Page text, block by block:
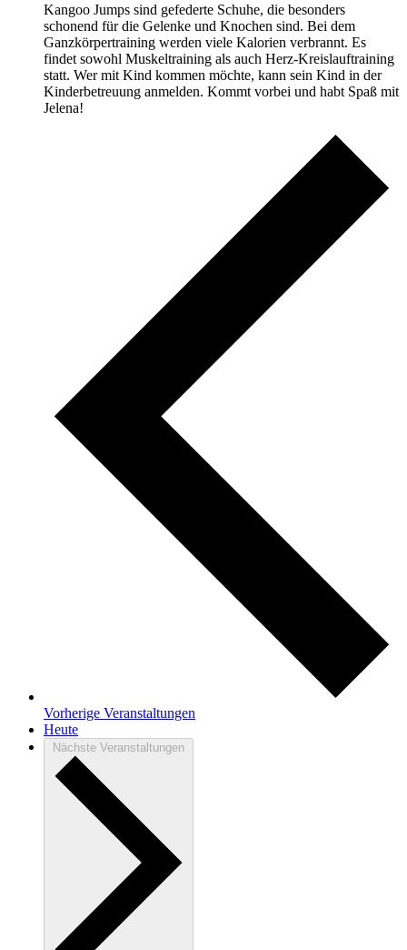
Kangoo Jumps sind gefederte Schuhe, die besonders
schonend für die Gelenke und Knochen sind. Bei dem
Ganzkörpertraining werden viele Kalorien verbrannt. Es
findet sowohl Muskeltraining als auch Herz-Kreislauftraining
statt. Wer mit Kind kommen möchte, kann sein Kind in der
Kinderbetreuung anmelden. Kommt vorbei und habt Spaß mit
Jelena!
Vorherige Veranstaltungen
Heute
Nächste Veranstaltungen